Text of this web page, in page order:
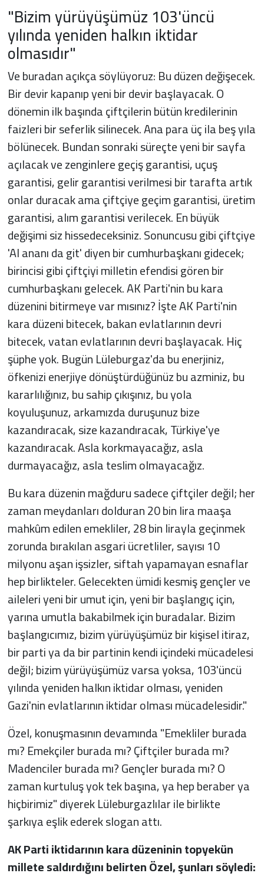
"Bizim yürüyüşümüz 103'üncü
yılında yeniden halkın iktidar
olmasıdır"
Ve buradan açıkça söylüyoruz: Bu düzen değişecek.
Bir devir kapanıp yeni bir devir başlayacak. O
dönemin ilk başında çiftçilerin bütün kredilerinin
faizleri bir seferlik silinecek. Ana para üç ila beş yıla
bölünecek. Bundan sonraki süreçte yeni bir sayfa
açılacak ve zenginlere geçiş garantisi, uçuş
garantisi, gelir garantisi verilmesi bir tarafta artık
onlar duracak ama çiftçiye geçim garantisi, üretim
garantisi, alım garantisi verilecek. En büyük
değişimi siz hissedeceksiniz. Sonuncusu gibi çiftçiye
'Al ananı da git' diyen bir cumhurbaşkanı gidecek;
birincisi gibi çiftçiyi milletin efendisi gören bir
cumhurbaşkanı gelecek. AK Parti'nin bu kara
düzenini bitirmeye var mısınız? İşte AK Parti'nin
kara düzeni bitecek, bakan evlatlarının devri
bitecek, vatan evlatlarının devri başlayacak. Hiç
şüphe yok. Bugün Lüleburgaz'da bu enerjiniz,
öfkenizi enerjiye dönüştürdüğünüz bu azminiz, bu
kararlılığınız, bu sahip çıkışınız, bu yola
koyuluşunuz, arkamızda duruşunuz bize
kazandıracak, size kazandıracak, Türkiye'ye
kazandıracak. Asla korkmayacağız, asla
durmayacağız, asla teslim olmayacağız.
Bu kara düzenin mağduru sadece çiftçiler değil; her
zaman meydanları dolduran 20 bin lira maaşa
mahkûm edilen emekliler, 28 bin lirayla geçinmek
zorunda bırakılan asgari ücretliler, sayısı 10
milyonu aşan işsizler, siftah yapamayan esnaflar
hep birlikteler. Gelecekten ümidi kesmiş gençler ve
aileleri yeni bir umut için, yeni bir başlangıç için,
yarına umutla bakabilmek için buradalar. Bizim
başlangıcımız, bizim yürüyüşümüz bir kişisel itiraz,
bir parti ya da bir partinin kendi içindeki mücadelesi
değil; bizim yürüyüşümüz varsa yoksa, 103'üncü
yılında yeniden halkın iktidar olması, yeniden
Gazi'nin evlatlarının iktidar olması mücadelesidir."
Özel, konuşmasının devamında "Emekliler burada
mı? Emekçiler burada mı? Çiftçiler burada mı?
Madenciler burada mı? Gençler burada mı? O
zaman kurtuluş yok tek başına, ya hep beraber ya
hiçbirimiz" diyerek Lüleburgazlılar ile birlikte
şarkıya eşlik ederek slogan attı.
AK Parti iktidarının kara düzeninin topyekün
millete saldırdığını belirten Özel, şunları söyledi: